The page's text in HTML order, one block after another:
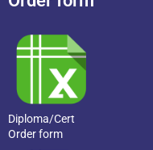
Diploma/Cert
Order form